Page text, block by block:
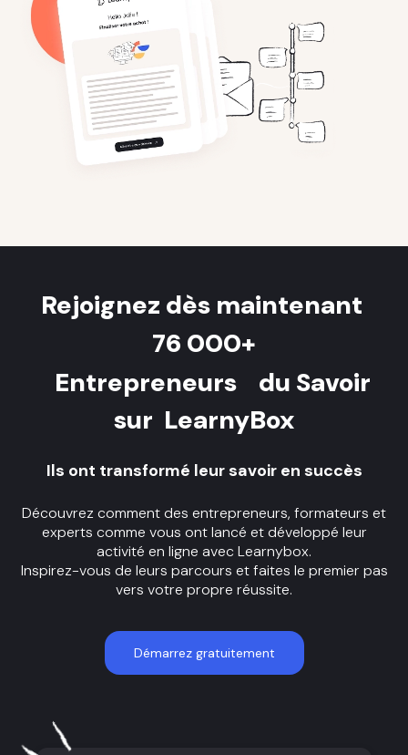
Rejoignez dès maintenant
76 000+
Entrepreneurs
du Savoir
sur LearnyBox
Ils ont transformé leur savoir en succès
Découvrez comment des entrepreneurs, formateurs et
experts comme vous ont lancé et développé leur
activité en ligne avec Learnybox.
Inspirez-vous de leurs parcours et faites le premier pas
vers votre propre réussite.
Démarrez gratuitement